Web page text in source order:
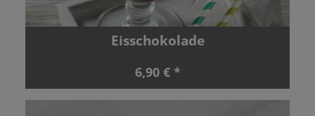
Eisschokolade
6,90 € *